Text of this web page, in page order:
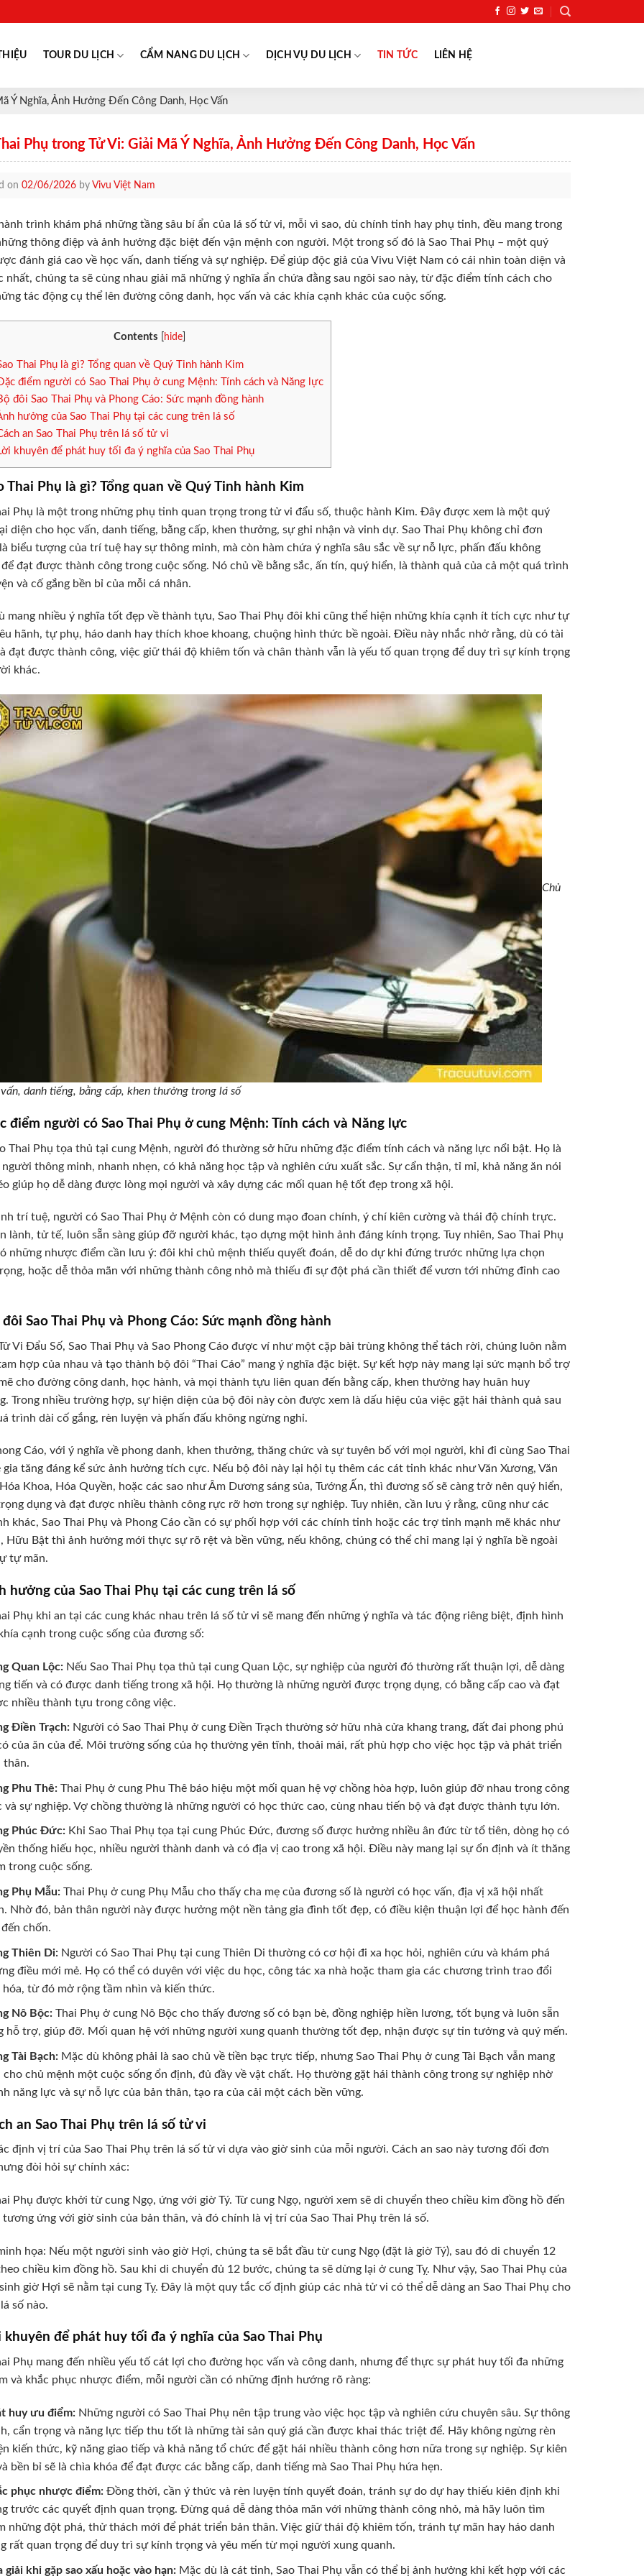
TOUR DU LỊCH CẨM NANG DU LỊCH DỊCH VỤ DU LỊCH TIN TỨC LIÊN HỆ
Ý Nghĩa, Ảnh Hưởng Đến Công Danh, Học Vấn
Phụ trong Tử Vi: Giải Mã Ý Nghĩa, Ảnh Hưởng Đến Công Danh, Học Vấn
on 02/06/2026 by Vivu Việt Nam
trình khám phá những tầng sâu bí ẩn của lá số tử vi, mỗi vì sao, dù chính tinh hay phụ tinh, đều mang trong
thông điệp và ảnh hưởng đặc biệt đến vận mệnh con người. Một trong số đó là Sao Thai Phụ – một quý
đánh giá cao về học vấn, danh tiếng và sự nghiệp. Để giúp độc giả của Vivu Việt Nam có cái nhìn toàn diện và
nhất, chúng ta sẽ cùng nhau giải mã những ý nghĩa ẩn chứa đằng sau ngôi sao này, từ đặc điểm tính cách cho
tác động cụ thể lên đường công danh, học vấn và các khía cạnh khác của cuộc sống.
Contents hide]
Thai Phụ là gì? Tổng quan về Quý Tinh hành Kim
điểm người có Sao Thai Phụ ở cung Mệnh: Tính cách và Năng lực
đôi Sao Thai Phụ và Phong Cáo: Sức mạnh đồng hành
hưởng của Sao Thai Phụ tại các cung trên lá số
an Sao Thai Phụ trên lá số tử vi
khuyên để phát huy tối đa ý nghĩa của Sao Thai Phụ
Thai Phụ là gì? Tổng quan về Quý Tinh hành Kim
Phụ là một trong những phụ tinh quan trọng trong tử vi đẩu số, thuộc hành Kim. Đây được xem là một quý
diện cho học vấn, danh tiếng, bằng cấp, khen thưởng, sự ghi nhận và vinh dự. Sao Thai Phụ không chỉ đơn
biểu tượng của trí tuệ hay sự thông minh, mà còn hàm chứa ý nghĩa sâu sắc về sự nỗ lực, phấn đấu không
đạt được thành công trong cuộc sống. Nó chủ về bằng sắc, ấn tín, quý hiển, là thành quả của cả một quá trình
và cố gắng bền bỉ của mỗi cá nhân.
mang nhiều ý nghĩa tốt đẹp về thành tựu, Sao Thai Phụ đôi khi cũng thể hiện những khía cạnh ít tích cực như tự
hãnh, tự phụ, háo danh hay thích khoe khoang, chuộng hình thức bề ngoài. Điều này nhắc nhở rằng, dù có tài
đạt được thành công, việc giữ thái độ khiêm tốn và chân thành vẫn là yếu tố quan trọng để duy trì sự kính trọng
khác.
Chủ
danh tiếng, bằng cấp, khen thưởng trong lá số
điểm người có Sao Thai Phụ ở cung Mệnh: Tính cách và Năng lực
Thai Phụ tọa thủ tại cung Mệnh, người đó thường sở hữu những đặc điểm tính cách và năng lực nổi bật. Họ là
thông minh, nhanh nhẹn, có khả năng học tập và nghiên cứu xuất sắc. Sự cẩn thận, tỉ mỉ, khả năng ăn nói
giúp họ dễ dàng được lòng mọi người và xây dựng các mối quan hệ tốt đẹp trong xã hội.
trí tuệ, người có Sao Thai Phụ ở Mệnh còn có dung mạo đoan chính, ý chí kiên cường và thái độ chính trực.
lành, tử tế, luôn sẵn sàng giúp đỡ người khác, tạo dựng một hình ảnh đáng kính trọng. Tuy nhiên, Sao Thai Phụ
những nhược điểm cần lưu ý: đôi khi chủ mệnh thiếu quyết đoán, dễ do dự khi đứng trước những lựa chọn
hoặc dễ thỏa mãn với những thành công nhỏ mà thiếu đi sự đột phá cần thiết để vươn tới những đỉnh cao
Sao Thai Phụ và Phong Cáo: Sức mạnh đồng hành
Vi Đẩu Số, Sao Thai Phụ và Sao Phong Cáo được ví như một cặp bài trùng không thể tách rời, chúng luôn nằm
hợp của nhau và tạo thành bộ đôi “Thai Cáo” mang ý nghĩa đặc biệt. Sự kết hợp này mang lại sức mạnh bổ trợ
cho đường công danh, học hành, và mọi thành tựu liên quan đến bằng cấp, khen thưởng hay huân huy
Trong nhiều trường hợp, sự hiện diện của bộ đôi này còn được xem là dấu hiệu của việc gặt hái thành quả sau
trình dài cố gắng, rèn luyện và phấn đấu không ngừng nghỉ.
Cáo, với ý nghĩa về phong danh, khen thưởng, thăng chức và sự tuyên bố với mọi người, khi đi cùng Sao Thai
gia tăng đáng kể sức ảnh hưởng tích cực. Nếu bộ đôi này lại hội tụ thêm các cát tinh khác như Văn Xương, Văn
Khoa, Hóa Quyền, hoặc các sao như Âm Dương sáng sủa, Tướng Ấn, thì đương số sẽ càng trở nên quý hiển,
dụng và đạt được nhiều thành công rực rỡ hơn trong sự nghiệp. Tuy nhiên, cần lưu ý rằng, cũng như các
khác, Sao Thai Phụ và Phong Cáo cần có sự phối hợp với các chính tinh hoặc các trợ tinh mạnh mẽ khác như
Hữu Bật thì ảnh hưởng mới thực sự rõ rệt và bền vững, nếu không, chúng có thể chỉ mang lại ý nghĩa bề ngoài
tự mãn.
hưởng của Sao Thai Phụ tại các cung trên lá số
Phụ khi an tại các cung khác nhau trên lá số tử vi sẽ mang đến những ý nghĩa và tác động riêng biệt, định hình
cạnh trong cuộc sống của đương số:
Quan Lộc:Nếu Sao Thai Phụ tọa thủ tại cung Quan Lộc, sự nghiệp của người đó thường rất thuận lợi, dễ dàng
tiến và có được danh tiếng trong xã hội. Họ thường là những người được trọng dụng, có bằng cấp cao và đạt
nhiều thành tựu trong công việc.
Điền Trạch:Người có Sao Thai Phụ ở cung Điền Trạch thường sở hữu nhà cửa khang trang, đất đai phong phú
của ăn của để. Môi trường sống của họ thường yên tĩnh, thoải mái, rất phù hợp cho việc học tập và phát triển
thân.
Phu Thê:Thai Phụ ở cung Phu Thê báo hiệu một mối quan hệ vợ chồng hòa hợp, luôn giúp đỡ nhau trong công
và sự nghiệp. Vợ chồng thường là những người có học thức cao, cùng nhau tiến bộ và đạt được thành tựu lớn.
Phúc Đức:Khi Sao Thai Phụ tọa tại cung Phúc Đức, đương số được hưởng nhiều ân đức từ tổ tiên, dòng họ có
thống hiếu học, nhiều người thành danh và có địa vị cao trong xã hội. Điều này mang lại sự ổn định và ít thăng
trong cuộc sống.
Phụ Mẫu:Thai Phụ ở cung Phụ Mẫu cho thấy cha mẹ của đương số là người có học vấn, địa vị xã hội nhất
Nhờ đó, bản thân người này được hưởng một nền tảng gia đình tốt đẹp, có điều kiện thuận lợi để học hành đến
chốn.
Thiên Di:Người có Sao Thai Phụ tại cung Thiên Di thường có cơ hội đi xa học hỏi, nghiên cứu và khám phá
điều mới mẻ. Họ có thể có duyên với việc du học, công tác xa nhà hoặc tham gia các chương trình trao đổi
hóa, từ đó mở rộng tầm nhìn và kiến thức.
Nô Bộc:Thai Phụ ở cung Nô Bộc cho thấy đương số có bạn bè, đồng nghiệp hiền lương, tốt bụng và luôn sẵn
hỗ trợ, giúp đỡ. Mối quan hệ với những người xung quanh thường tốt đẹp, nhận được sự tin tưởng và quý mến.
Tài Bạch:Mặc dù không phải là sao chủ về tiền bạc trực tiếp, nhưng Sao Thai Phụ ở cung Tài Bạch vẫn mang
cho chủ mệnh một cuộc sống ổn định, đủ đầy về vật chất. Họ thường gặt hái thành công trong sự nghiệp nhờ
năng lực và sự nỗ lực của bản thân, tạo ra của cải một cách bền vững.
an Sao Thai Phụ trên lá số tử vi
định vị trí của Sao Thai Phụ trên lá số tử vi dựa vào giờ sinh của mỗi người. Cách an sao này tương đối đơn
đòi hỏi sự chính xác:
Phụ được khởi từ cung Ngọ, ứng với giờ Tý. Từ cung Ngọ, người xem sẽ di chuyển theo chiều kim đồng hồ đến
tương ứng với giờ sinh của bản thân, và đó chính là vị trí của Sao Thai Phụ trên lá số.
họa: Nếu một người sinh vào giờ Hợi, chúng ta sẽ bắt đầu từ cung Ngọ (đặt là giờ Tý), sau đó di chuyển 12
chiều kim đồng hồ. Sau khi di chuyển đủ 12 bước, chúng ta sẽ dừng lại ở cung Tỵ. Như vậy, Sao Thai Phụ của
giờ Hợi sẽ nằm tại cung Tỵ. Đây là một quy tắc cố định giúp các nhà tử vi có thể dễ dàng an Sao Thai Phụ cho
số nào.
khuyên để phát huy tối đa ý nghĩa của Sao Thai Phụ
Phụ mang đến nhiều yếu tố cát lợi cho đường học vấn và công danh, nhưng để thực sự phát huy tối đa những
và khắc phục nhược điểm, mỗi người cần có những định hướng rõ ràng:
huy ưu điểm:Những người có Sao Thai Phụ nên tập trung vào việc học tập và nghiên cứu chuyên sâu. Sự thông
cẩn trọng và năng lực tiếp thu tốt là những tài sản quý giá cần được khai thác triệt để. Hãy không ngừng rèn
kiến thức, kỹ năng giao tiếp và khả năng tổ chức để gặt hái nhiều thành công hơn nữa trong sự nghiệp. Sự kiên
bền bỉ sẽ là chìa khóa để đạt được các bằng cấp, danh tiếng mà Sao Thai Phụ hứa hẹn.
phục nhược điểm:Đồng thời, cần ý thức và rèn luyện tính quyết đoán, tránh sự do dự hay thiếu kiên định khi
trước các quyết định quan trọng. Đừng quá dễ dàng thỏa mãn với những thành công nhỏ, mà hãy luôn tìm
những đột phá, thử thách mới để phát triển bản thân. Việc giữ thái độ khiêm tốn, tránh tự mãn hay háo danh
rất quan trọng để duy trì sự kính trọng và yêu mến từ mọi người xung quanh.
giải khi gặp sao xấu hoặc vào hạn:Mặc dù là cát tinh, Sao Thai Phụ vẫn có thể bị ảnh hưởng khi kết hợp với các